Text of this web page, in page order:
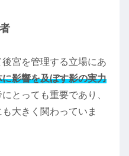
宮を管理する立場にあ
に影響を及ぼす影の実力
とっても重要であり、
大きく関わっていま